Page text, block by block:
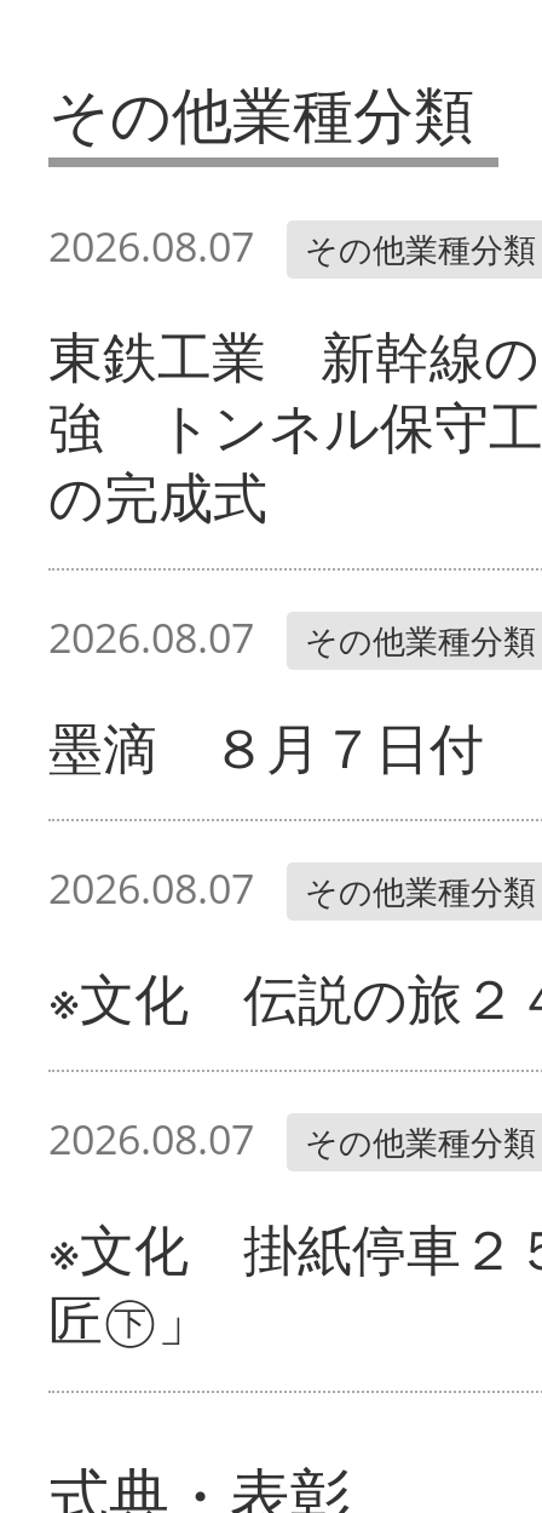
その他業種分類
2026.08.07 その他業種分類
東鉄工業 新幹線
強 トンネル保守
の完成式
2026.08.07 その他業種分類
墨滴 ８月７日付
2026.08.07 その他業種分類
※文化 伝説の旅２
2026.08.07 その他業種分類
※文化 掛紙停車２
匠㊦」
式典・表彰